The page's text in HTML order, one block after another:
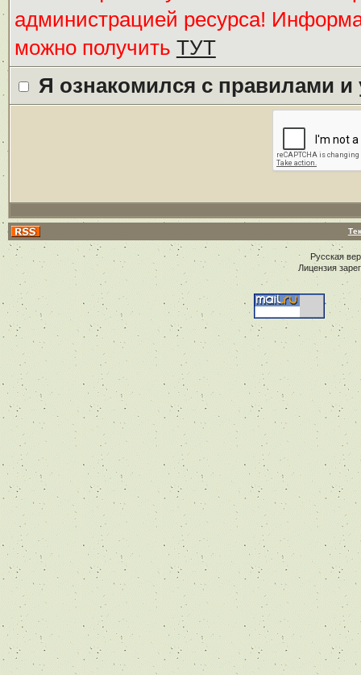
администрацией ресурса!
можно получить ТУТ
Я ознакомился с правилами
Русская
Лицензия